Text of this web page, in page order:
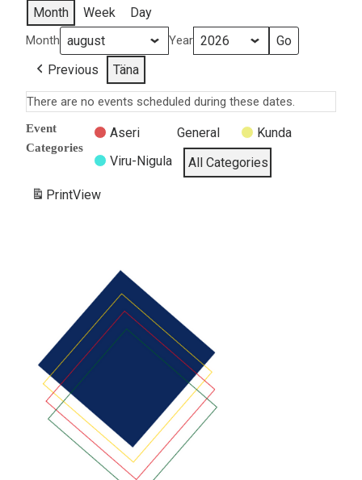
Month Week Day
Month Year
Previous Täna
There are no events scheduled during these dates.
Event
Categories
Aseri General
Kunda
Viru-Nigula
All Categories
PrintView